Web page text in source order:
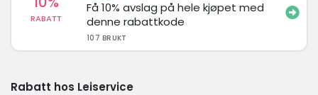
RABATT
Få 10% avslag på hele kjøpet med
denne rabattkode
107 BRUKT
Rabatt hos Leiservice